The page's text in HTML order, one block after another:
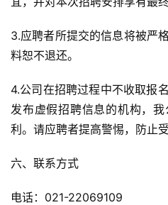
3.应聘者所提交的信息将被严
料恕不退还。
4.公司在招聘过程中不收取报
发布虚假招聘信息的机构，
利。请应聘者提高警惕，防止受
六、联系方式
电话：021-22069109